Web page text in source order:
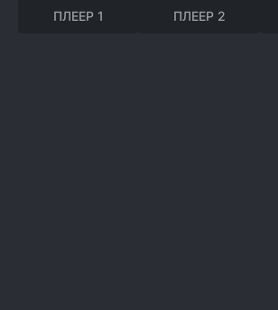
ПЛЕЕР 1 ПЛЕЕР 2